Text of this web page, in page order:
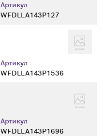
Артикул
WFDLLA143P127
Артикул
WFDLLA143P1536
Артикул
WFDLLA143P1696